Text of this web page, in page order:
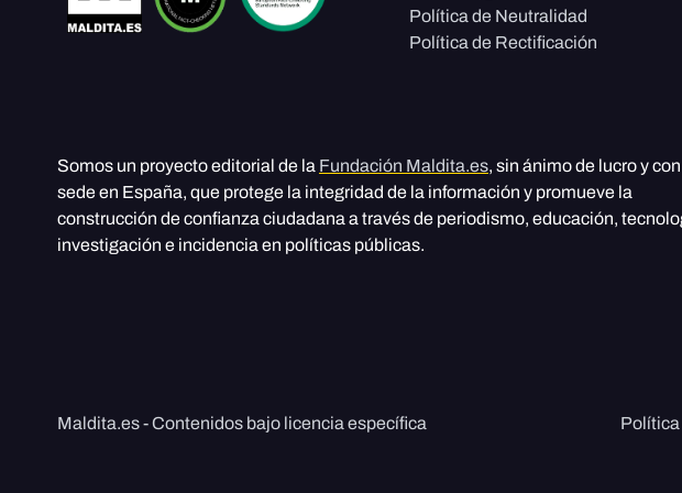
Política de Neutralidad
Política de Rectificación
Somos un proyecto editorial de la Fundación Maldita.es, sin ánimo de lucro y con
sede en España, que protege la integridad de la información y promueve la
construcción de confianza ciudadana a través de periodismo, educación,
investigación e incidencia en políticas públicas.
Maldita.es - Contenidos bajo licencia específica Política